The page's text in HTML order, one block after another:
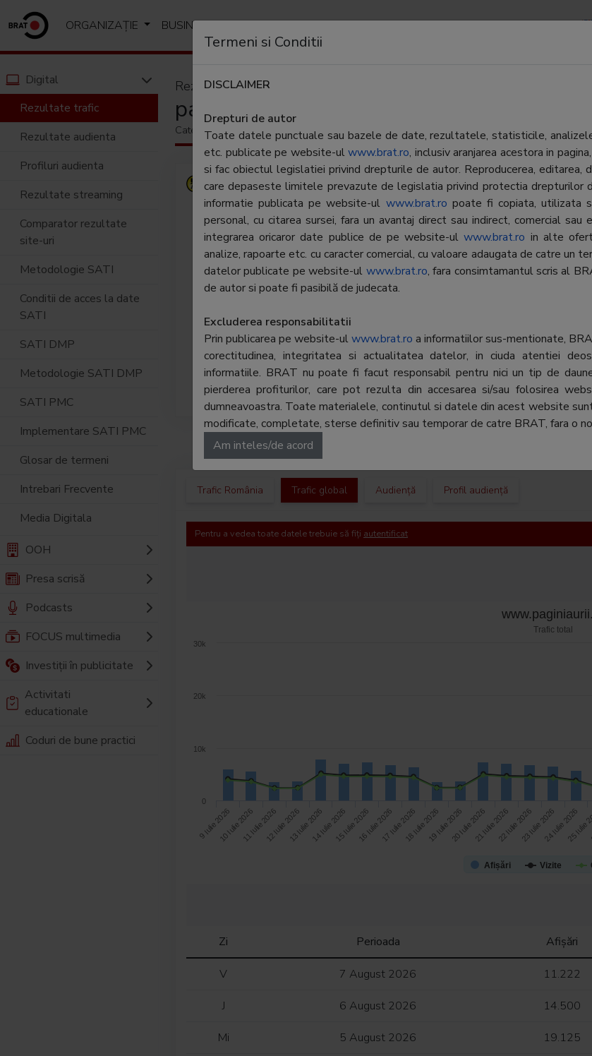
ORGANIZAȚIE BUSINESS ANALIZE SI RAPOARTE NEWSLETTERS CONTACTE LOGIN
Digital
Rezultate trafic
Rezultate audienta
Profiluri audienta
Rezultate streaming
Comparator rezultate
site-uri
Metodologie SATI
Conditii de acces la date
SATI
SATI DMP
Metodologie SATI DMP
SATI PMC
Implementare SATI PMC
Glosar de termeni
Intrebari Frecvente
Media Digitala
OOH
Presa scrisă
Podcasts
FOCUS multimedia
Investiții în publicitate
Activitati
educationale
Coduri de bune practici
Rezultate trafic
paginiaurii.ro
Categorie:Portaluri & motoare de cautare
Ghidul Pagini Aurii Online
(www.paginiaurii.ro) aduce informatii
detaliate despre sute de mii de
companii din toata Romania pe
monitorul utilizatorului. Internetul a
devenit sursa principala de informatie,
atunci cand cauti o companie in
trebuie sa te asiguri ca, la cautare,
compania ta va fi gasita usor. Ghidul
Pagini Aurii Online vrea sa fie
partenerul tau preferat pentru
cautarea locala.
Editor:
Contractor SATI:
Director general:
Reprezentant
BRAT:
Telefon:
E-mail:
Regie publicitate:
Departament
Trafic România Trafic global Audiență Profil audiență
Pentru a vedea toate datele trebuie să fiți autentificat
Trafic total
Afișări Vizite
9 Iulie 202610 Iulie 202611 Iulie 202612 Iulie 202613 Iulie 202614 Iulie 202615 Iulie 202616 Iulie 202617 Iulie 202618 Iulie 202619 Iulie 202620 Iulie 202621 Iulie 202622 Iulie 202623 Iulie 202624 Iulie 2026
25
0
10k
20k
30k
Zi Perioada Afișări
V 7 August 2026 11.222
J 6 August 2026 14.500
Mi 5 August 2026 19.125
Termeni si Conditii
DISCLAIMER
Drepturi de autor
Toate datele punctuale sau bazele de date, rezultatele, statisticile,
etc. publicate pe website-ulwww.brat.ro, inclusiv aranjarea acestora in
si fac obiectul legislatiei privind drepturile de autor. Reproducerea, editarea,
care depaseste limitele prevazute de legislatia privind protectia drepturilor
informatie publicata pe website-ul www.brat.ro poate fi copiata, utilizata
personal, cu citarea sursei, fara un avantaj direct sau indirect, comercial sau
integrarea oricaror date publice de pe website-ulwww.brat.ro in alte
analize, rapoarte etc. cu caracter comercial, cu valoare adaugata de catre un
datelor publicate pe website-ul www.brat.ro, fara consimtamantul scris al
de autor si poate fi pasibilă de judecata.
Excluderea responsabilitatii
Prin publicarea pe website-ulwww.brat.ro a informatiilor sus-mentionate,
corectitudinea, integritatea si actualitatea datelor, in ciuda atentiei
informatiile. BRAT nu poate fi facut responsabil pentru nici un tip de
pierderea profiturilor, care pot rezulta din accesarea si/sau folosirea
dumneavoastra. Toate materialele, continutul si datele din acest website
modificate, completate, sterse definitiv sau temporar de catre BRAT, fara o
Am inteles/de acord